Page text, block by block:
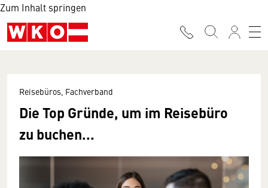
Zum Inhalt springen
Reisebüros, Fachverband
Die Top Gründe, um im Reisebüro
zu buchen...